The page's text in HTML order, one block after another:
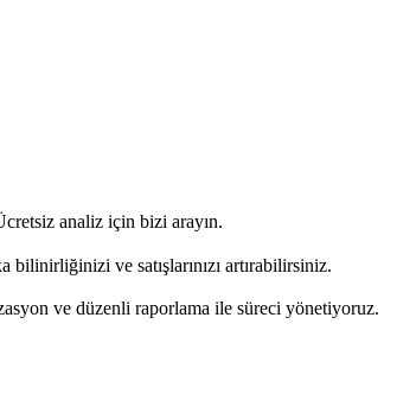
analiz için bizi arayın.
ve satışlarınızı artırabilirsiniz.
ve düzenli raporlama ile süreci yönetiyoruz.